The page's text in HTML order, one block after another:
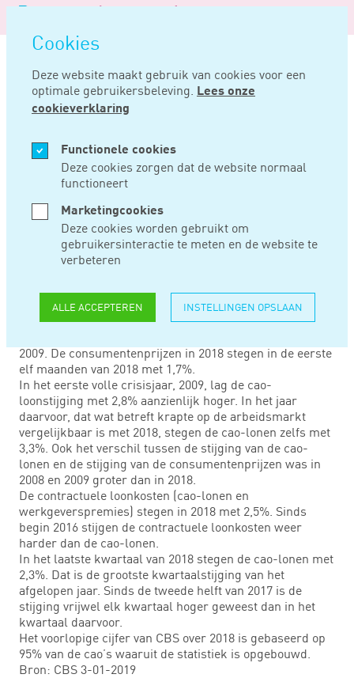
overslaan
Cookies
Deze website maakt gebruik van cookies voor een
optimale gebruikersbeleving. Lees onze
cookieverklaring
Functionele cookies
Deze cookies zorgen dat de website normaal
functioneert
Marketingcookies
Deze cookies worden gebruikt om
gebruikersinteractie te meten en de website te
verbeteren
ALLE ACCEPTEREN INSTELLINGEN OPSLAAN
Logo
Noord
Negentig
Home Nieuws Grootste stijging cao-lonen sinds 2009
JAN 04, 2019
GROOTSTE STIJGING
CAO-LONEN SINDS
2009
Volgens voorlopige cijfers van CBS zijn vorig jaar de cao-
2009. De consumentenprijzen in 2018 stegen in de eerste
elf maanden van 2018 met 1,7%.
In het eerste volle crisisjaar, 2009, lag de cao-
loonstijging met 2,8% aanzienlijk hoger. In het jaar
daarvoor, dat wat betreft krapte op de arbeidsmarkt
vergelijkbaar is met 2018, stegen de cao-lonen zelfs met
3,3%. Ook het verschil tussen de stijging van de cao-
lonen en de stijging van de consumentenprijzen was in
2008 en 2009 groter dan in 2018.
De contractuele loonkosten (cao-lonen en
werkgeverspremies) stegen in 2018 met 2,5%. Sinds
begin 2016 stijgen de contractuele loonkosten weer
harder dan de cao-lonen.
In het laatste kwartaal van 2018 stegen de cao-lonen met
2,3%. Dat is de grootste kwartaalstijging van het
afgelopen jaar. Sinds de tweede helft van 2017 is de
stijging vrijwel elk kwartaal hoger geweest dan in het
kwartaal daarvoor.
Het voorlopige cijfer van CBS over 2018 is gebaseerd op
95% van de cao’s waaruit de statistiek is opgebouwd.
Bron: CBS 3-01-2019